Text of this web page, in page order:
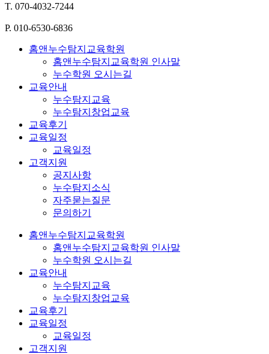
T. 070-4032-7244
P. 010-6530-6836
홈앤누수탐지교육학원
홈앤누수탐지교육학원 인사말
누수학원 오시는길
교육안내
누수탐지교육
누수탐지창업교육
교육후기
교육일정
교육일정
고객지원
공지사항
누수탐지소식
자주묻는질문
문의하기
홈앤누수탐지교육학원
홈앤누수탐지교육학원 인사말
누수학원 오시는길
교육안내
누수탐지교육
누수탐지창업교육
교육후기
교육일정
교육일정
고객지원